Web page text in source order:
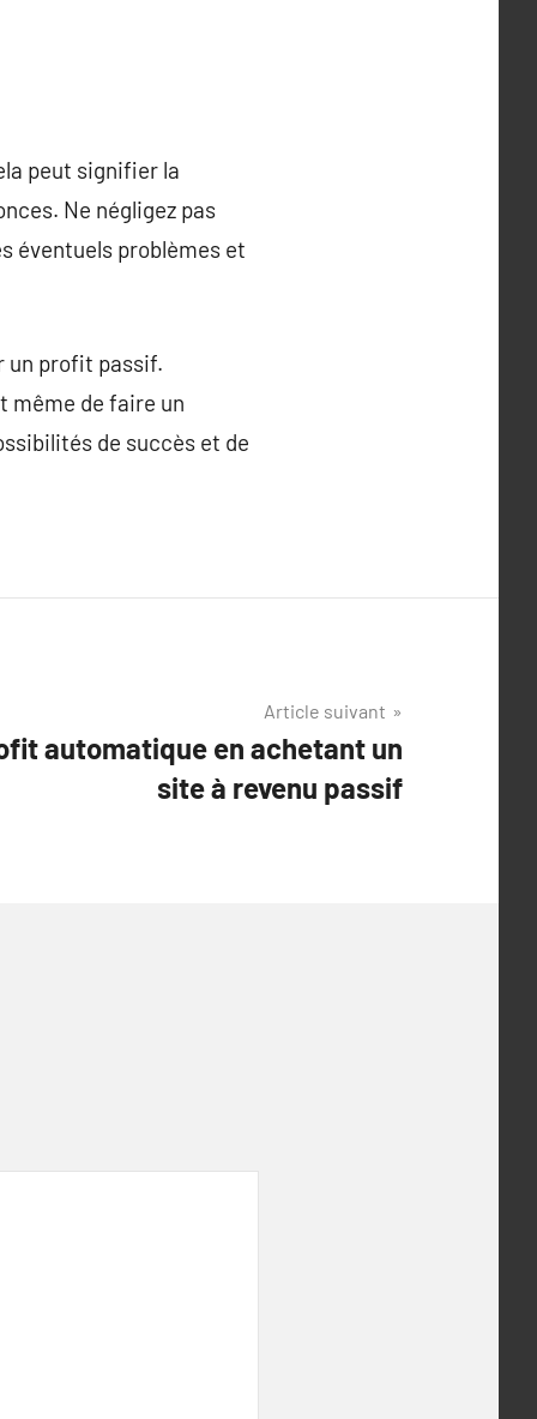
peut signifier la
Ne négligez pas
éventuels problèmes et
un profit passif.
même de faire un
de succès et de
Article suivant
automatique en achetant un
site à revenu passif